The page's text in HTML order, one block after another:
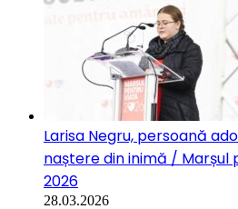
Larisa Negru, persoană
naștere din inimă / Marșul
2026
28.03.2026